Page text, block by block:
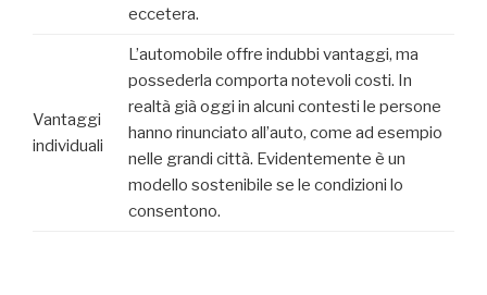
eccetera.
Vantaggi
individuali
L’automobile offre indubbi vantaggi, ma
possederla comporta notevoli costi. In
realtà già oggi in alcuni contesti le persone
hanno rinunciato all’auto, come ad esempio
nelle grandi città. Evidentemente è un
modello sostenibile se le condizioni lo
consentono.